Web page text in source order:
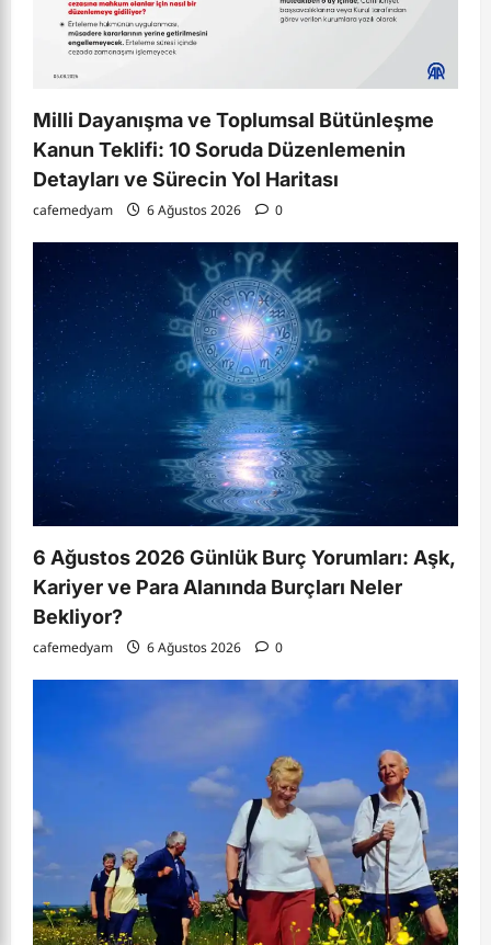
Milli Dayanışma ve Toplumsal Bütünleşme
Kanun Teklifi: 10 Soruda Düzenlemenin
Detayları ve Sürecin Yol Haritası
cafemedyam 6 Ağustos 2026 0
6 Ağustos 2026 Günlük Burç Yorumları: Aşk,
Kariyer ve Para Alanında Burçları Neler
Bekliyor?
cafemedyam 6 Ağustos 2026 0